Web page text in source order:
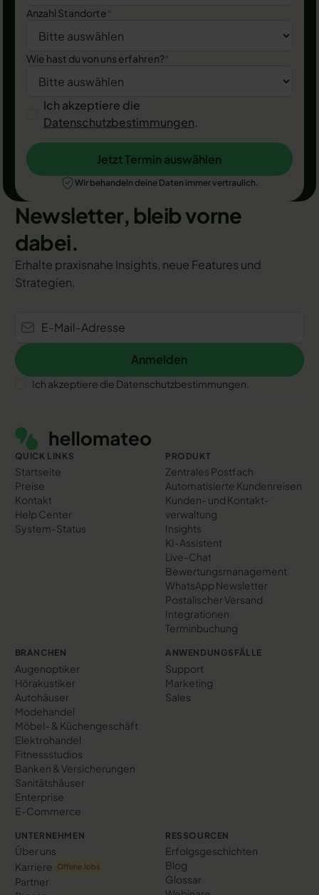
Anzahl Standorte*
Wie hast du von uns erfahren?*
Ich akzeptiere die
Datenschutzbestimmungen.
Jetzt Termin auswählen
Jetzt Termin auswählen
Wir behandeln deine Daten immer vertraulich.
Newsletter, bleib vorne
dabei.
Erhalte praxisnahe Insights, neue Features und
Strategien.
Anmelden
Anmelden
Ich akzeptiere die Datenschutzbestimmungen.
QUICK LINKS
Startseite
Preise
Kontakt
Help Center
System-Status
PRODUKT
Zentrales Postfach
Automatisierte Kundenreisen
Kunden- und Kontakt­
verwaltung
Insights
KI-Assistent
Live-Chat
Bewertungs­management
WhatsApp Newsletter
Postalischer Versand
Integrationen
Terminbuchung
BRANCHEN
Augenoptiker
Hörakustiker
Autohäuser
Modehandel
Möbel- & Küchengeschäft
Elektrohandel
Fitnessstudios
Banken & Versicherungen
Sanitätshäuser
Enterprise
E-Commerce
ANWENDUNGSFÄLLE
Support
Marketing
Sales
UNTERNEHMEN
Über uns
Karriere
Offene Jobs
Partner
RESSOURCEN
Erfolgs­geschichten
Blog
Glossar